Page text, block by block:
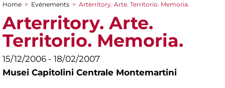
You are here
Home > Evénements > Arterritory. Arte. Territorio. Memoria.
Arterritory. Arte.
Territorio. Memoria.
15/12/2006 - 18/02/2007
Musei Capitolini Centrale Montemartini